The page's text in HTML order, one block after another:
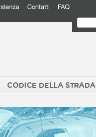
Contatti FAQ
CODICE DELLA STRADA